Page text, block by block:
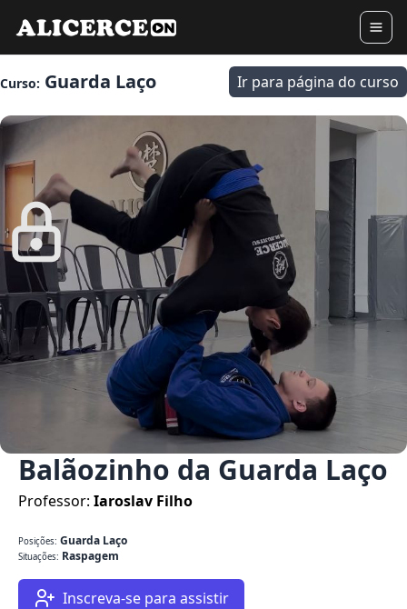
Curso: Guarda Laço Ir para página do curso
Balãozinho da Guarda Laço
Professor: Iaroslav Filho
Posições: Guarda Laço
Situações: Raspagem
Inscreva-se para assistir